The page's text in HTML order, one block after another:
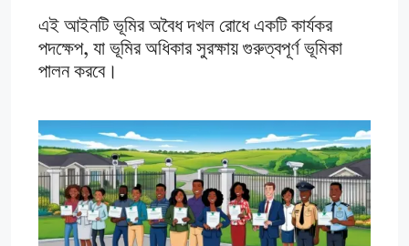
এই আইনটি ভূমির অবৈধ দখল রোধে একটি কার্যকর
পদক্ষেপ, যা ভূমির অধিকার সুরক্ষায় গুরুত্বপূর্ণ ভূমিকা
পালন করবে।